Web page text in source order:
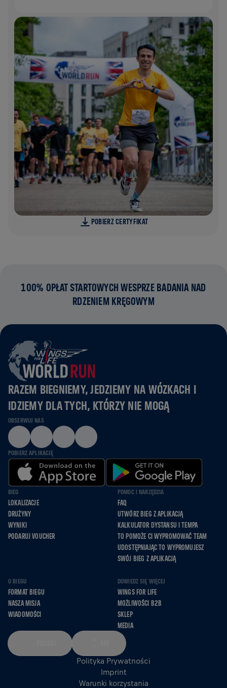
POBIERZ CERTYFIKAT
100% OPŁAT STARTOWYCH WESPRZE BADANIA NAD
RDZENIEM KRĘGOWYM
RAZEM BIEGNIEMY, JEDZIEMY NA WÓZKACH I
IDZIEMY DLA TYCH, KTÓRZY NIE MOGĄ
OBSERWUJ NAS
POBIERZ APLIKACJĘ
BIEG
LOKALIZACJE
DRUŻYNY
WYNIKI
PODARUJ VOUCHER
POMOC I NARZĘDZIA
FAQ
UTWÓRZ BIEG Z APLIKACJĄ
KALKULATOR DYSTANSU I TEMPA
TO POMOŻE CI WYPROMOWAĆ TEAM
UDOSTĘPNIAJĄC TO WYPROMUJESZ
SWÓJ BIEG Z APLIKACJĄ
O BIEGU
FORMAT BIEGU
NASZA MISJA
WIADOMOŚCI
DOWIEDZ SIĘ WIĘCEJ
WINGS FOR LIFE
MOŻLIWOŚCI B2B
SKLEP
MEDIA
Polityka Prywatności
Imprint
Warunki korzystania